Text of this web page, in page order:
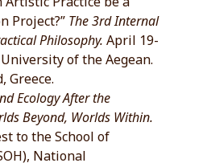
Project?” The 3rd Internal
Philosophy. April 19-
of the Aegean.
Greece.
Ecology After the
Beyond, Worlds Within.
to the School of
National